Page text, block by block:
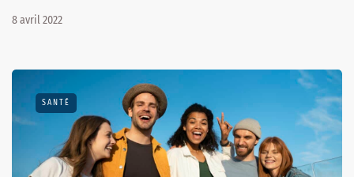
8 avril 2022
SANTÉ